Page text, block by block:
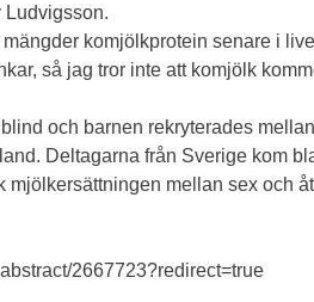
Ludvigsson.
komjölkprotein senare i
så jag tror inte att komjölk
och barnen rekryterades
Deltagarna från Sverige kom
mellan sex och
2667723?redirect=true